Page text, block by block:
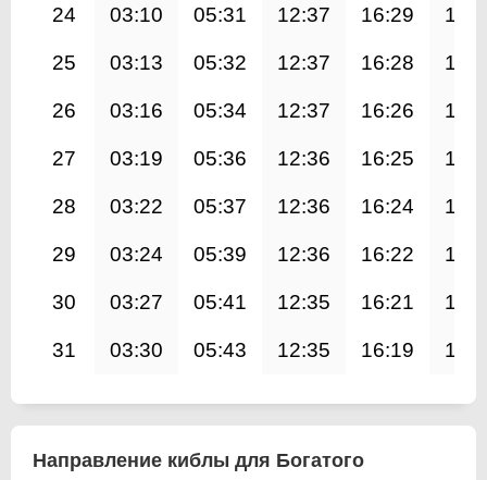
24 03:10 05:31 12:37 16:29
25 03:13 05:32 12:37 16:28
26 03:16 05:34 12:37 16:26
27 03:19 05:36 12:36 16:25
28 03:22 05:37 12:36 16:24
29 03:24 05:39 12:36 16:22
30 03:27 05:41 12:35 16:21
31 03:30 05:43 12:35 16:19
Направление киблы для Богатого